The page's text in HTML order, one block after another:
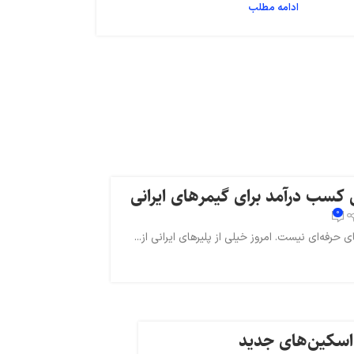
استارمیکر
ادامه مطلب
درآمد برای گیمرهای ایرانی
0
نیست. امروز خیلی از پلیرهای ایرانی از...